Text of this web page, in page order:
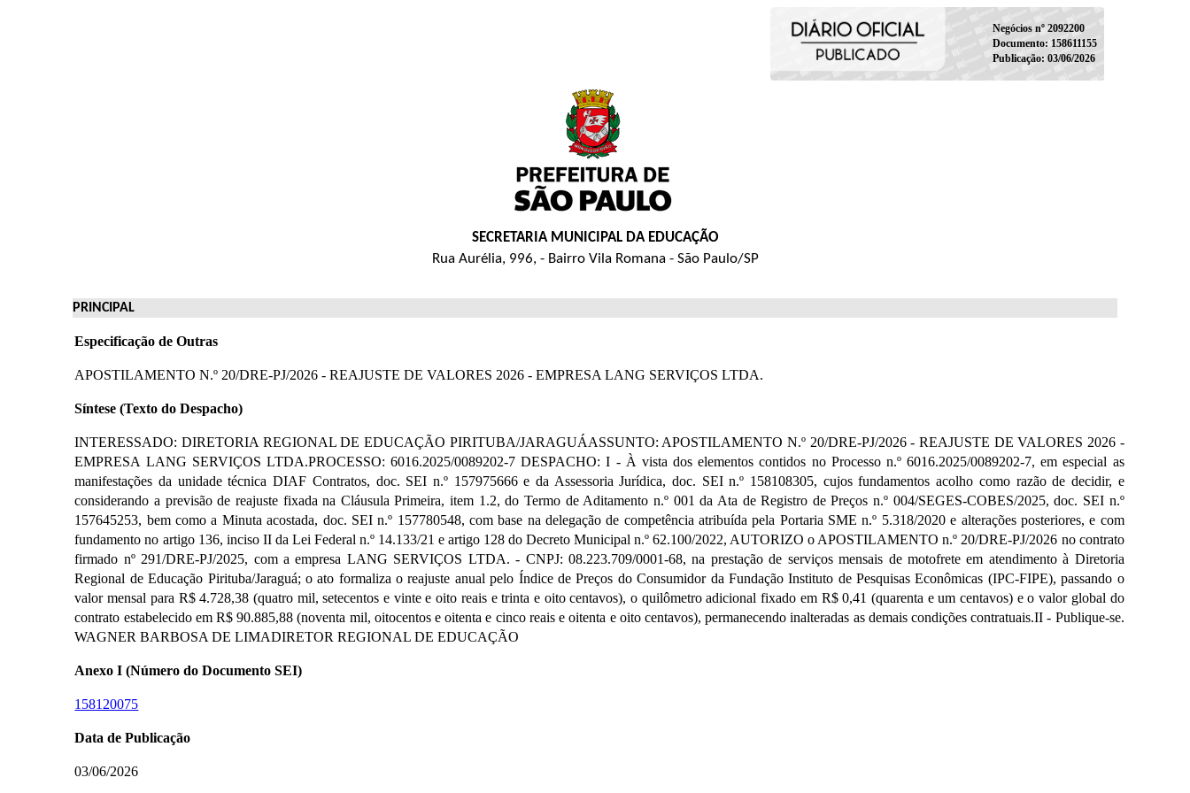
Negócios nº 2092200
Documento: 158611155
Publicação: 03/06/2026
SECRETARIA MUNICIPAL DA EDUCAÇÃO
Rua Aurélia, 996, - Bairro Vila Romana - São Paulo/SP
PRINCIPAL
Especificação de Outras
APOSTILAMENTO N.º 20/DRE-PJ/2026 - REAJUSTE DE VALORES 2026 - EMPRESA LANG SERVIÇOS LTDA.
Síntese (Texto do Despacho)
INTERESSADO: DIRETORIA REGIONAL DE EDUCAÇÃO PIRITUBA/JARAGUÁASSUNTO: APOSTILAMENTO N.º 20/DRE-PJ/2026 - REAJUSTE DE VALORES 2026 -
EMPRESA LANG SERVIÇOS LTDA.PROCESSO: 6016.2025/0089202-7 DESPACHO: I - À vista dos elementos contidos no Processo n.º 6016.2025/0089202-7, em especial as
manifestações da unidade técnica DIAF Contratos, doc. SEI n.º 157975666 e da Assessoria Jurídica, doc. SEI n.º 158108305, cujos fundamentos acolho como razão de decidir, e
considerando a previsão de reajuste fixada na Cláusula Primeira, item 1.2, do Termo de Aditamento n.º 001 da Ata de Registro de Preços n.º 004/SEGES-COBES/2025, doc. SEI n.º
157645253, bem como a Minuta acostada, doc. SEI n.º 157780548, com base na delegação de competência atribuída pela Portaria SME n.º 5.318/2020 e alterações posteriores, e com
fundamento no artigo 136, inciso II da Lei Federal n.º 14.133/21 e artigo 128 do Decreto Municipal n.º 62.100/2022, AUTORIZO o APOSTILAMENTO n.º 20/DRE-PJ/2026 no contrato
firmado nº 291/DRE-PJ/2025, com a empresa LANG SERVIÇOS LTDA. - CNPJ: 08.223.709/0001-68, na prestação de serviços mensais de motofrete em atendimento à Diretoria
Regional de Educação Pirituba/Jaraguá; o ato formaliza o reajuste anual pelo Índice de Preços do Consumidor da Fundação Instituto de Pesquisas Econômicas (IPC-FIPE), passando o
valor mensal para R$ 4.728,38 (quatro mil, setecentos e vinte e oito reais e trinta e oito centavos), o quilômetro adicional fixado em R$ 0,41 (quarenta e um centavos) e o valor global do
contrato estabelecido em R$ 90.885,88 (noventa mil, oitocentos e oitenta e cinco reais e oitenta e oito centavos), permanecendo inalteradas as demais condições contratuais.II - Publique-se.
WAGNER BARBOSA DE LIMADIRETOR REGIONAL DE EDUCAÇÃO
Anexo I (Número do Documento SEI)
158120075
Data de Publicação
03/06/2026